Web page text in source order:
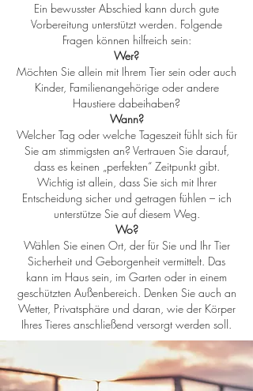
Ein bewusster Abschied kann durch gute
Vorbereitung unterstützt werden. Folgende
Fragen können hilfreich sein:
Wer?
Möchten Sie allein mit Ihrem Tier sein oder auch
Kinder, Familienangehörige oder andere
Haustiere dabeihaben?
Wann?
Welcher Tag oder welche Tageszeit fühlt sich für
Sie am stimmigsten an? Vertrauen Sie darauf,
dass es keinen „perfekten“ Zeitpunkt gibt.
Wichtig ist allein, dass Sie sich mit Ihrer
Entscheidung sicher und getragen fühlen – ich
unterstütze Sie auf diesem Weg.
Wo?
Wählen Sie einen Ort, der für Sie und Ihr Tier
Sicherheit und Geborgenheit vermittelt. Das
kann im Haus sein, im Garten oder in einem
geschützten Außenbereich. Denken Sie auch an
Wetter, Privatsphäre und daran, wie der Körper
Ihres Tieres anschließend versorgt werden soll.